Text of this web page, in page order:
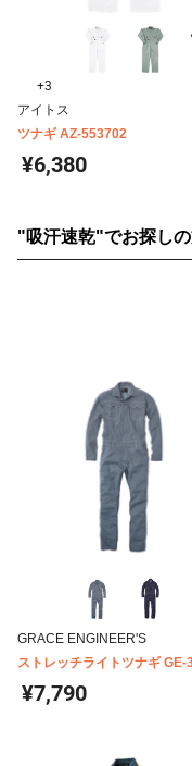
+3
アイトス
ツナギ AZ-553702
¥6,380
"吸汗速乾"でお探し
GRACE ENGINEER'S
ストレッチライトツナギ GE-
¥7,790